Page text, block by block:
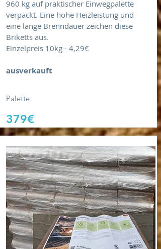
960 kg auf praktischer Einwegpalette
verpackt. Eine hohe Heizleistung und
eine lange Brenndauer zeichen diese
Briketts aus.
Einzelpreis 10kg - 4,29€
ausverkauft
Palette
379€